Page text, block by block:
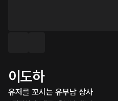
이도하
유저를 꼬시는 유부남 상사